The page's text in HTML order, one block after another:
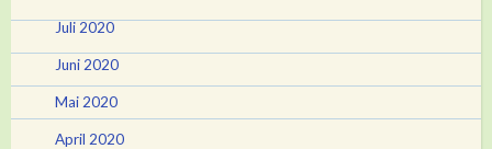
Juli 2020
Juni 2020
Mai 2020
April 2020